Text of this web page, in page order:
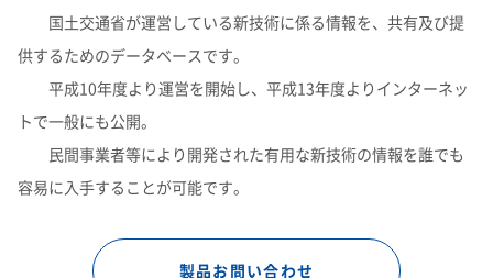
国土交通省が運営している新技術に係る情報を、共有及び提
供するためのデータベースです。
平成10年度より運営を開始し、平成13年度よりインターネッ
トで一般にも公開。
民間事業者等により開発された有用な新技術の情報を誰でも
容易に入手することが可能です。
製品お問い合わせ